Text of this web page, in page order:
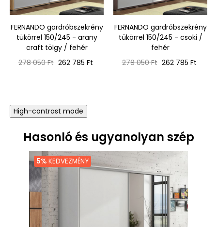
FERNANDO gardróbszekrény
tükörrel 150/245 - arany
craft tölgy / fehér
Normál
278 050 Ft Ár
262 785 Ft
FERNANDO gardróbszekrény
tükörrel 150/245 - csoki /
fehér
Normál
278 050 Ft Ár
262 785 Ft
High-contrast mode
Hasonló és ugyanolyan szép
5% KEDVEZMÉNY